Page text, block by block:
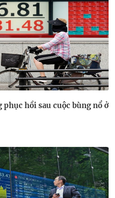
hồi sau cuộc bùng nổ ở